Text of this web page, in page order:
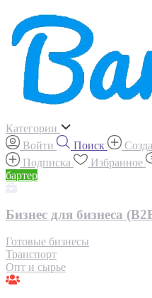
Категории
Войти
Поиск
Подписка
Избранное
бартер
Бизнес для бизнеса
Готовые бизнесы
Транспорт
Опт и сырье